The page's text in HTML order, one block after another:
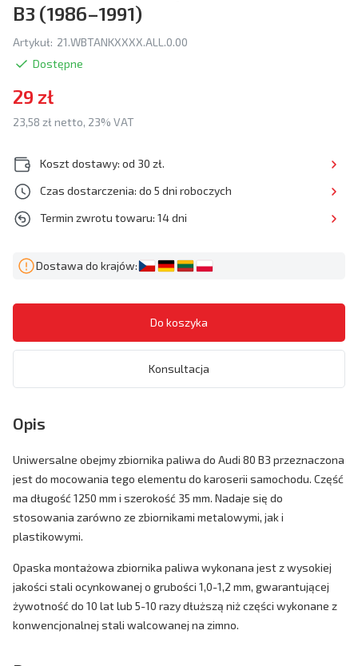
B3 (1986–1991)
Artykuł: 21.WBTANKXXXX.ALL.0.00
Dostępne
29 zł
23,58 zł netto, 23% VAT
Koszt dostawy: od 30 zł.
Czas dostarczenia: do 5 dni roboczych
Termin zwrotu towaru: 14 dni
Dostawa do krajów:
Konsultacja
Opis
Uniwersalne obejmy zbiornika paliwa do Audi 80 B3 przeznaczona
jest do mocowania tego elementu do karoserii samochodu. Część
ma długość 1250 mm i szerokość 35 mm. Nadaje się do
stosowania zarówno ze zbiornikami metalowymi, jak i
plastikowymi.
Opaska montażowa zbiornika paliwa wykonana jest z wysokiej
jakości stali ocynkowanej o grubości 1,0-1,2 mm, gwarantującej
żywotność do 10 lat lub 5-10 razy dłuższą niż części wykonane z
konwencjonalnej stali walcowanej na zimno.